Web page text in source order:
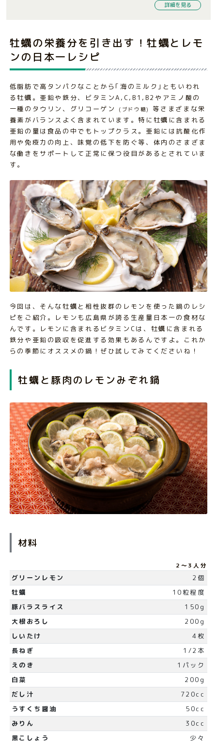
詳細を見る
牡蠣の栄養分を引き出す！牡蠣とレモ
ンの日本一レシピ
低脂肪で高タンパクなことから｢海のミルク｣ともいわれ
る牡蠣。亜鉛や鉄分、ビタミンA,C,B1,B2やアミノ酸の
一種のタウリン、グリコーゲン
(ブドウ糖)
等さまざまな栄
養素がバランスよく含まれています。特に牡蠣に含まれる
亜鉛の量は食品の中でもトップクラス。亜鉛には抗酸化作
用や免疫力の向上、味覚の低下を防ぐ等、体内のさまざま
な働きをサポートして正常に保つ役目があるとされていま
す。
今回は、そんな牡蠣と相性抜群のレモンを使った鍋のレシ
ピをご紹介。レモンも広島県が誇る生産量日本一の食材な
んです。レモンに含まれるビタミンCは、牡蠣に含まれる
鉄分や亜鉛の吸収を促進する効果もあるんですよ。これか
らの季節にオススメの鍋！ぜひ試してみてくださいね！
牡蠣と豚肉のレモンみぞれ鍋
材料
2～3人分
グリーンレモン
2個
牡蠣
10粒程度
豚バラスライス
150g
大根おろし
200g
しいたけ
4枚
長ねぎ
1/2本
えのき
1パック
白菜
200g
だし汁
720cc
うすくち醤油
50cc
みりん
30cc
黒こしょう
少々